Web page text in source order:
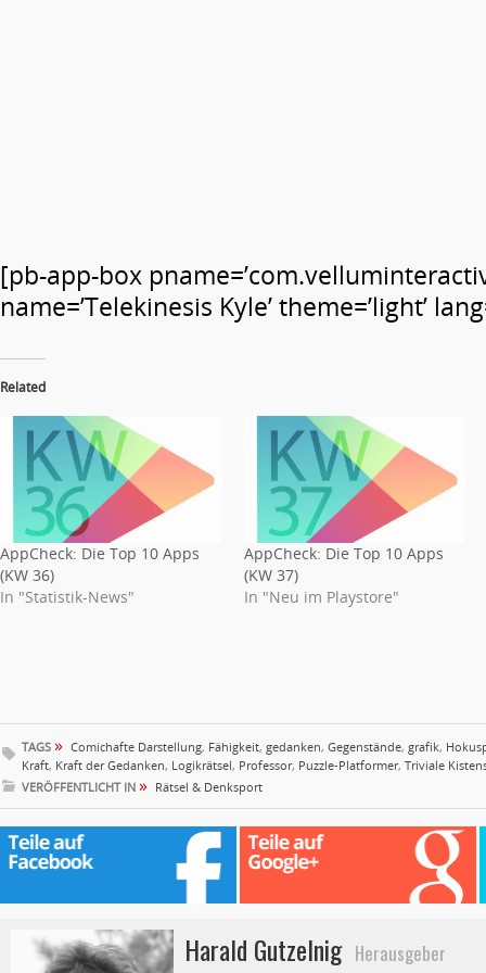
[pb-app-box
name=’Telekinesis Kyle’ theme=’light’
Related
AppCheck: Die Top 10 Apps
(KW 36)
In "Statistik-News"
AppCheck: Die Top 10 Apps
(KW 37)
In "Neu im Playstore"
TAGS » Comichafte Darstellung, Fähigkeit, gedanken, Gegenstände, grafik,
Kraft, Kraft der Gedanken, Logikrätsel, Professor, Puzzle-Platformer, Triviale
VERÖFFENTLICHT IN » Rätsel & Denksport
Harald GutzelnigHerausgeber